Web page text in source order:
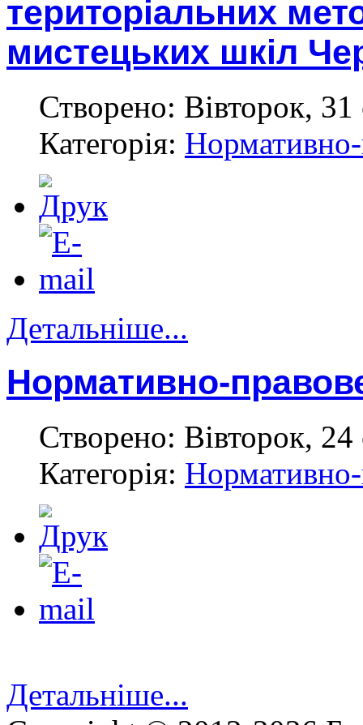
територіальних
мистецьких шкіл
Створено: Вівторок,
Категорія: Нормативно-
Детальніше...
Нормативно-
Створено: Вівторок,
Категорія: Нормативно-
Детальніше...